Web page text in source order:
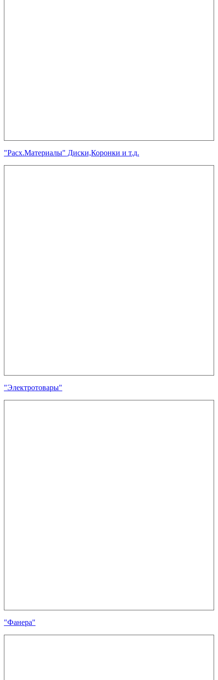
"Расх.Материалы" Диски,Коронки и т.д.
"Электротовары"
"Фанера"